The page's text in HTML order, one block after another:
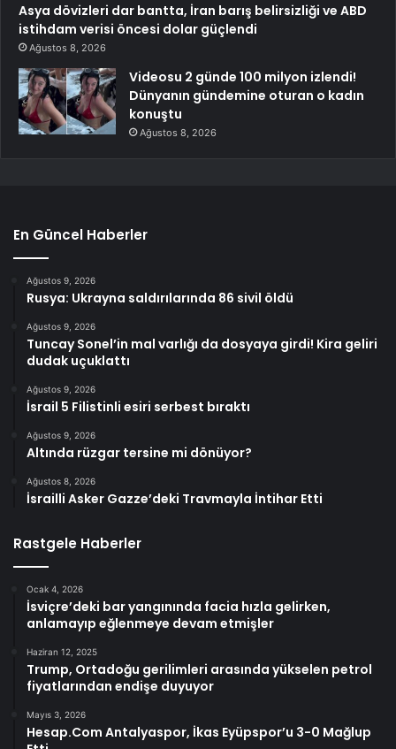
Asya dövizleri dar bantta, İran barış belirsizliği ve ABD
istihdam verisi öncesi dolar güçlendi
Ağustos 8, 2026
Videosu 2 günde 100 milyon izlendi!
Dünyanın gündemine oturan o kadın
konuştu
Ağustos 8, 2026
En Güncel Haberler
Ağustos 9, 2026
Rusya: Ukrayna saldırılarında 86 sivil öldü
Ağustos 9, 2026
Tuncay Sonel’in mal varlığı da dosyaya girdi! Kira geliri
dudak uçuklattı
Ağustos 9, 2026
İsrail 5 Filistinli esiri serbest bıraktı
Ağustos 9, 2026
Altında rüzgar tersine mi dönüyor?
Ağustos 8, 2026
İsrailli Asker Gazze’deki Travmayla İntihar Etti
Rastgele Haberler
Ocak 4, 2026
İsviçre’deki bar yangınında facia hızla gelirken,
anlamayıp eğlenmeye devam etmişler
Haziran 12, 2025
Trump, Ortadoğu gerilimleri arasında yükselen petrol
fiyatlarından endişe duyuyor
Mayıs 3, 2026
Hesap.Com Antalyaspor, İkas Eyüpspor’u 3-0 Mağlup